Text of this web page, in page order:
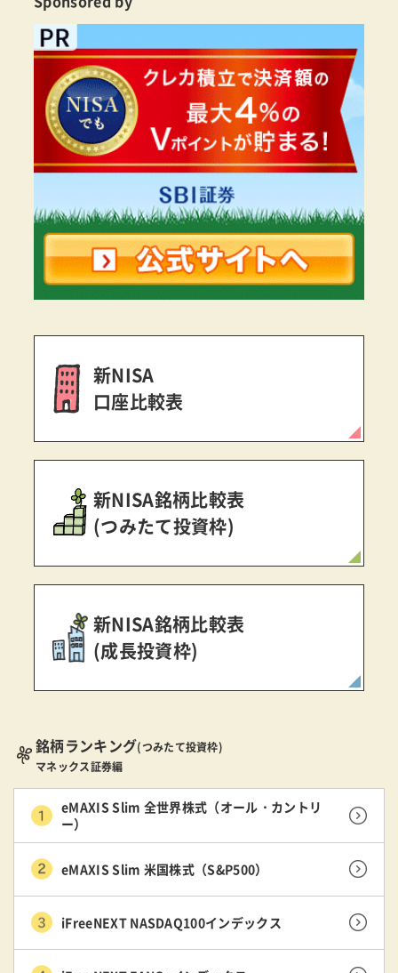
新NISA
口座比較表
新NISA銘柄比較表
(つみたて投資枠)
新NISA銘柄比較表
(成長投資枠)
銘柄ランキング(つみたて投資枠)
マネックス証券編
eMAXIS Slim 全世界株式（オール・カントリ
ー）
eMAXIS Slim 米国株式（S&P500）
iFreeNEXT NASDAQ100インデックス